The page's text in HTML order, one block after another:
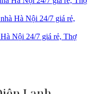
Hà Nội 24/7 giá rẻ,
Nội 24/7 giá rẻ, Thợ